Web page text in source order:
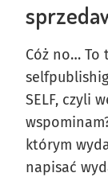
Cóż no… To
SELF, czyli
którym
napisać